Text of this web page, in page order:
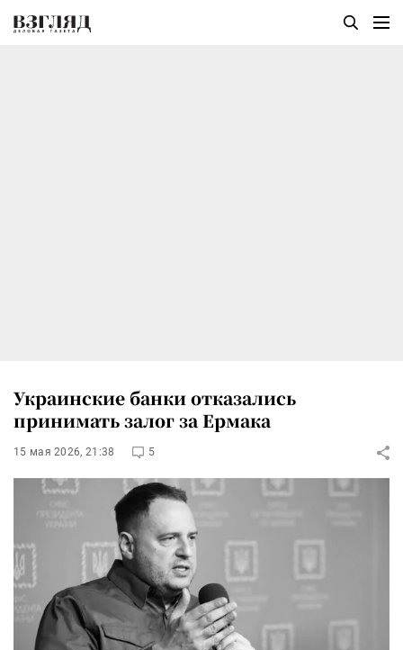
Украинские банки отказались
принимать залог за Ермака
15 мая 2026, 21:38 5